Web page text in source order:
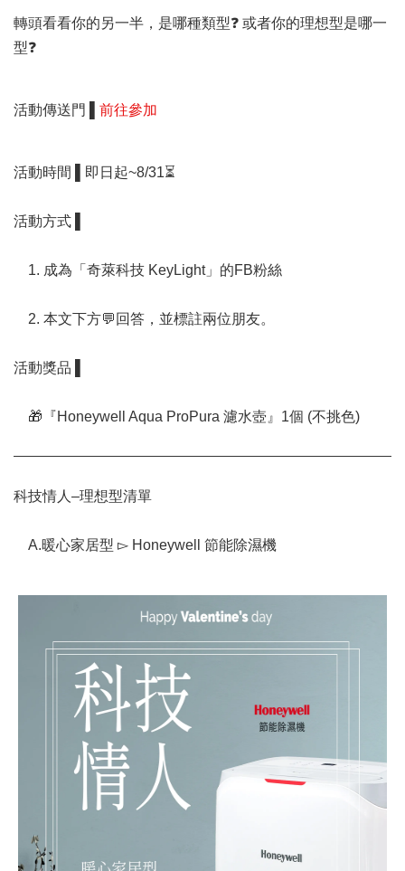
轉頭看看你的另一半，是哪種類型❓ 或者你的理想型是哪一
型❓
活動傳送門 ▌ 前往參加
活動時間 ▌即日起~8/31⏳
活動方式 ▌
1. 成為「奇萊科技 KeyLight」的FB粉絲
2. 本文下方💬回答，並標註兩位朋友。
活動獎品 ▌
🎁『Honeywell Aqua ProPura 濾水壺』1個 (不挑色)
科技情人–理想型清單
A.暖心家居型 ▻ Honeywell 節能除濕機